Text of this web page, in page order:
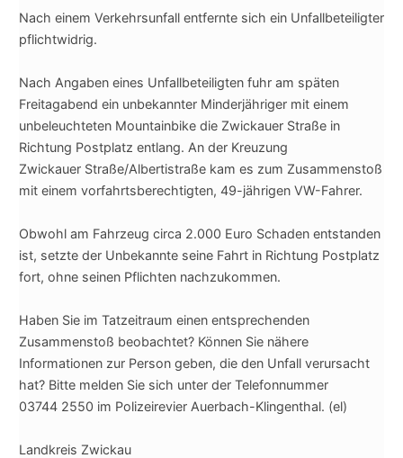
Nach einem Verkehrsunfall entfernte sich ein Unfallbeteiligter
pflichtwidrig.
Nach Angaben eines Unfallbeteiligten fuhr am späten
Freitagabend ein unbekannter Minderjähriger mit einem
unbeleuchteten Mountainbike die Zwickauer Straße in
Richtung Postplatz entlang. An der Kreuzung
Zwickauer Straße/Albertistraße kam es zum Zusammenstoß
mit einem vorfahrtsberechtigten, 49-jährigen VW-Fahrer.
Obwohl am Fahrzeug circa 2.000 Euro Schaden entstanden
ist, setzte der Unbekannte seine Fahrt in Richtung Postplatz
fort, ohne seinen Pflichten nachzukommen.
Haben Sie im Tatzeitraum einen entsprechenden
Zusammenstoß beobachtet? Können Sie nähere
Informationen zur Person geben, die den Unfall verursacht
hat? Bitte melden Sie sich unter der Telefonnummer
03744 2550 im Polizeirevier Auerbach-Klingenthal. (el)
Landkreis Zwickau